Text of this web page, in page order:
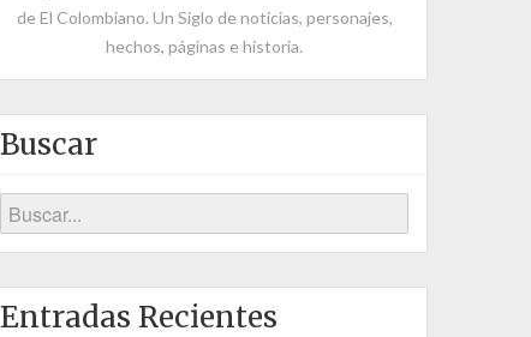
de El Colombiano. Un Siglo de noticias, personajes,
hechos, páginas e historia.
Buscar
Entradas Recientes